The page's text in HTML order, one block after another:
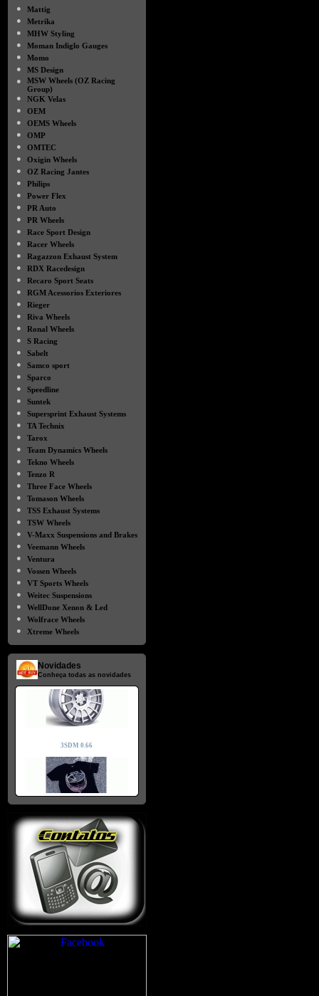
●
Mattig
●
Metrika
●
MHW Styling
●
Moman Indiglo Gauges
●
Momo
●
MS Design
●
MSW Wheels (OZ Racing
Group)
●
NGK Velas
●
OEM
●
OEMS Wheels
●
OMP
●
OMTEC
●
Oxigin Wheels
●
OZ Racing Jantes
●
Philips
●
Power Flex
●
PR Auto
●
PR Wheels
●
Race Sport Design
●
Racer Wheels
●
Ragazzon Exhaust System
●
RDX Racedesign
●
Recaro Sport Seats
●
RGM Acessorios Exteriores
●
Rieger
●
Riva Wheels
●
Ronal Wheels
●
S Racing
●
Sabelt
●
Samco sport
●
Sparco
●
Speedline
●
Suntek
●
Supersprint Exhaust Systems
●
TA Technix
●
Tarox
●
Team Dynamics Wheels
●
Tekno Wheels
●
Tenzo R
●
Three Face Wheels
●
Tomason Wheels
●
TSS Exhaust Systems
●
TSW Wheels
●
V-Maxx Suspensions and Brakes
●
Veemann Wheels
●
Ventura
●
Vossen Wheels
●
VT Sports Wheels
●
Weitec Suspensions
●
WellDone Xenon & Led
●
Wolfrace Wheels
●
Xtreme Wheels
Novidades
Conheça todas as novidades